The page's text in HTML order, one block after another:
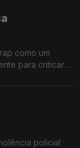
como um
para criticar a
policial